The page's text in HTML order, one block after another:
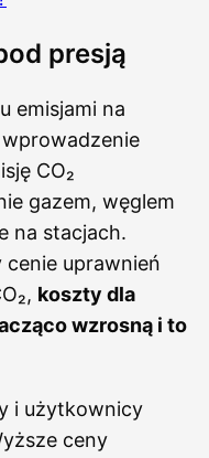
presją
emisjami na
CO₂
gazem, węglem
na stacjach.
cenie uprawnień
koszty dla
wzrosną i to
i użytkownicy
ceny